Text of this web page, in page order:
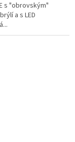
s "obrovským"
a s LED